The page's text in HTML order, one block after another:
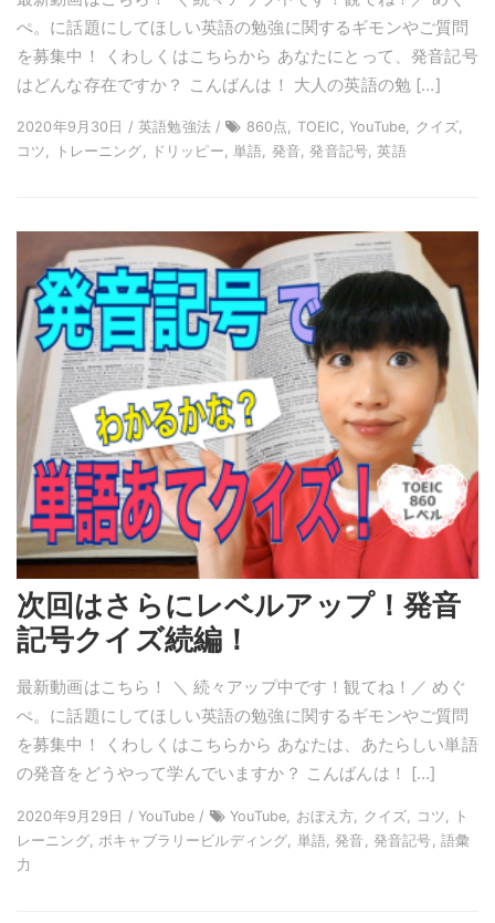
ぺ。に話題にしてほしい英語の勉強に関するギモンやご質問
を募集中！ くわしくはこちらから あなたにとって、発音記号
はどんな存在ですか？ こんばんは！ 大人の英語の勉 […]
2020年9月30日 / 英語勉強法 /
860点, TOEIC, YouTube, クイズ,
コツ, トレーニング, ドリッピー, 単語, 発音, 発音記号, 英語
次回はさらにレベルアップ！発音
記号クイズ続編！
最新動画はこちら！ ＼ 続々アップ中です！観てね！／ めぐ
ぺ。に話題にしてほしい英語の勉強に関するギモンやご質問
を募集中！ くわしくはこちらから あなたは、あたらしい単語
の発音をどうやって学んでいますか？ こんばんは！ […]
2020年9月29日 / YouTube /
YouTube, おぼえ方, クイズ, コツ, ト
レーニング, ボキャブラリービルディング, 単語, 発音, 発音記号, 語彙
力